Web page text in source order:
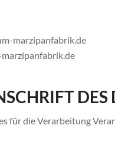
marzipanfabrik.de
für die Verarbeitung